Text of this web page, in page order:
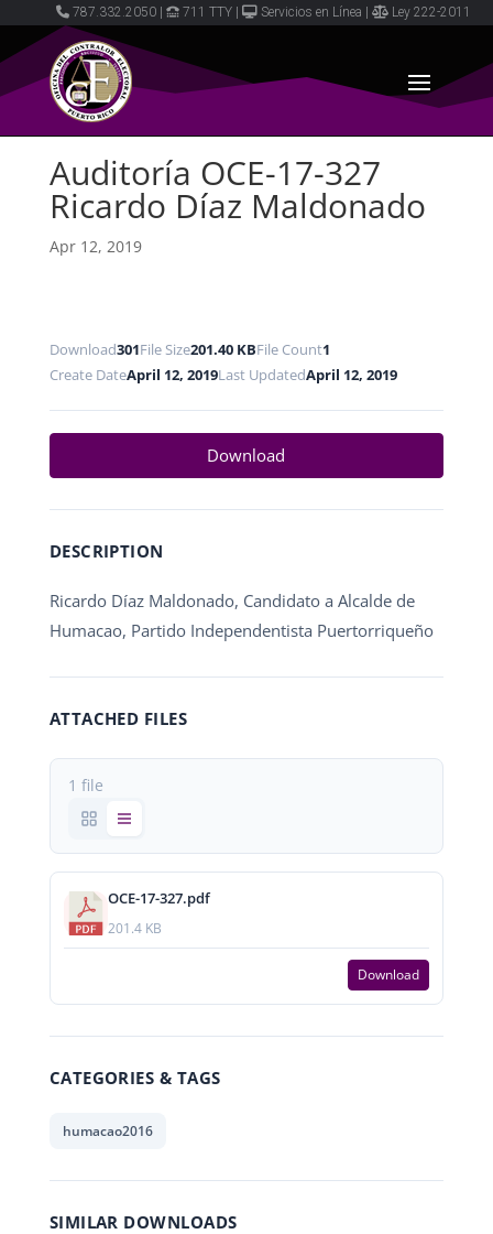
787.332.2050 711 TTY Servicios en Línea Ley 222-2011
Auditoría OCE-17-327
Ricardo Díaz Maldonado
Apr 12, 2019
Download301File Size201.40 KBFile Count1
Create DateApril 12, 2019Last UpdatedApril 12, 2019
Download
DESCRIPTION
Ricardo Díaz Maldonado, Candidato a Alcalde de
Humacao, Partido Independentista Puertorriqueño
ATTACHED FILES
1 file
OCE-17-327.pdf
201.4 KB
Download
CATEGORIES & TAGS
humacao2016
SIMILAR DOWNLOADS